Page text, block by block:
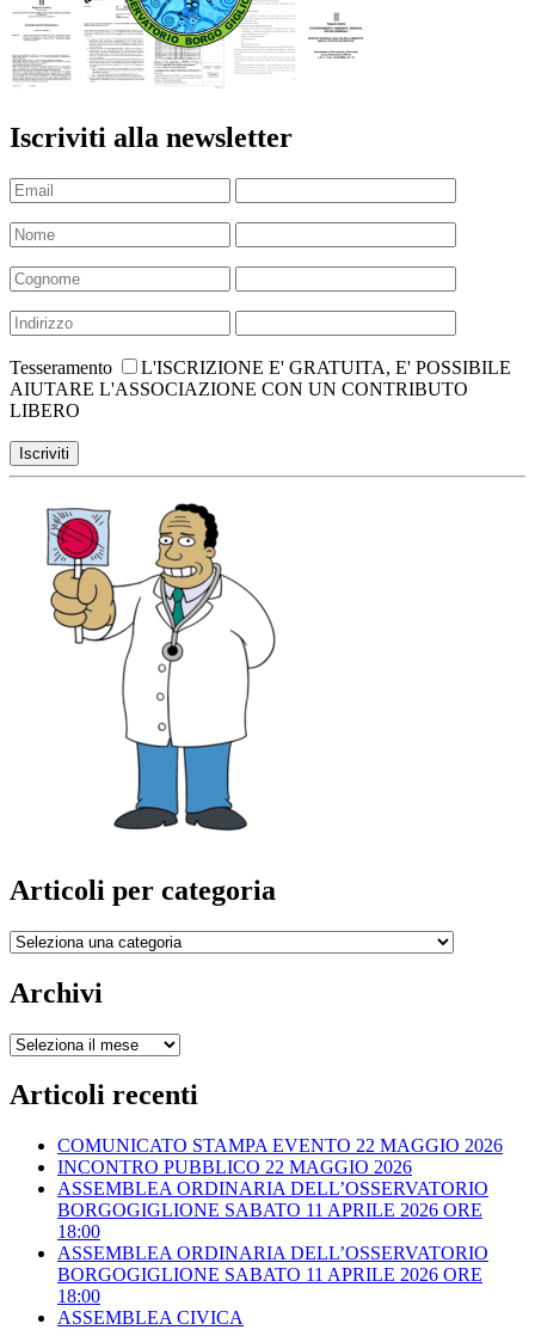
Iscriviti alla newsletter
Tesseramento
L'ISCRIZIONE E' GRATUITA, E' POSSIBILE
AIUTARE L'ASSOCIAZIONE CON UN CONTRIBUTO
LIBERO
Articoli per categoria
Articoli
categoria
Archivi
Archivi
Articoli recenti
COMUNICATO STAMPA EVENTO 22 MAGGIO 2026
INCONTRO PUBBLICO 22 MAGGIO 2026
ASSEMBLEA ORDINARIA DELL’OSSERVATORIO
BORGOGIGLIONE SABATO 11 APRILE 2026 ORE
18:00
ASSEMBLEA ORDINARIA DELL’OSSERVATORIO
BORGOGIGLIONE SABATO 11 APRILE 2026 ORE
18:00
ASSEMBLEA CIVICA